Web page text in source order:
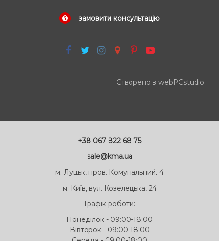
замовити консультацію
Створено в webPCstudio
+38 067 822 68 75
sale@kma.ua
м. Луцьк, пров. Комунальний, 4
м. Київ, вул. Козелецька, 24
Графік роботи:
Понеділок - 09:00-18:00
Вівторок - 09:00-18:00